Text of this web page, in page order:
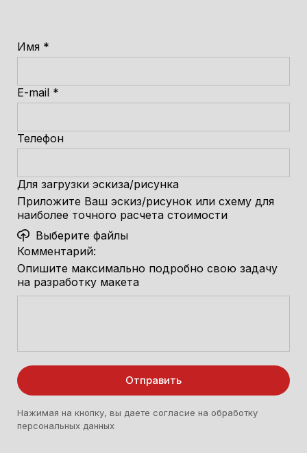
Имя *
E-mail *
Телефон
Для загрузки эскиза/рисунка
Приложите Ваш эскиз/рисунок или схему для
наиболее точного расчета стоимости
Выберите файлы
Комментарий:
Опишите максимально подробно свою задачу
на разработку макета
Отправить
Нажимая на кнопку, вы даете согласие на обработку
персональных данных